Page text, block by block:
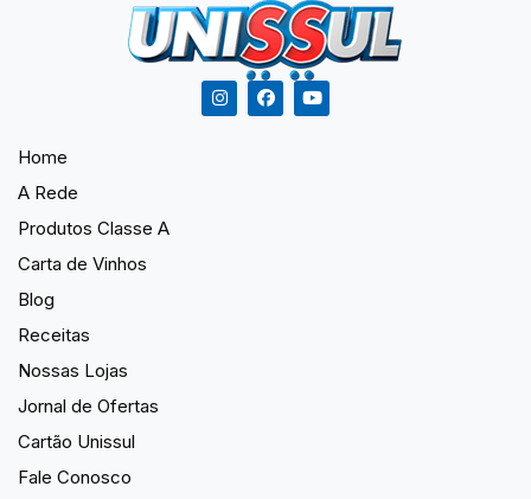
Home
A Rede
Produtos Classe A
Carta de Vinhos
Blog
Receitas
Nossas Lojas
Jornal de Ofertas
Cartão Unissul
Fale Conosco